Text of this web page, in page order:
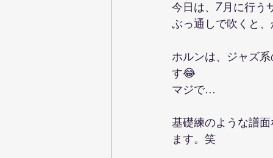
今日は、7月に行う
ぶっ通しで吹くと
ホルンは、ジャズ
す😂
マジで...
基礎練のような譜
ます。笑